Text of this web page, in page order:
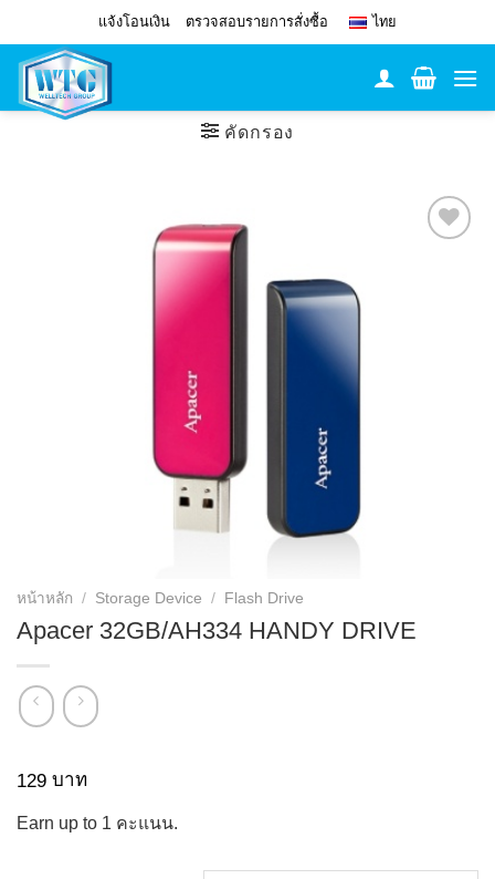
to
content
แจ้งโอนเงิน ตรวจสอบรายการสั่งซื้อ ไทย
คัดกรอง
หน้าหลัก / Storage Device / Flash Drive
Apacer 32GB/AH334 HANDY DRIVE
129 บาท
Earn up to 1 คะแนน.